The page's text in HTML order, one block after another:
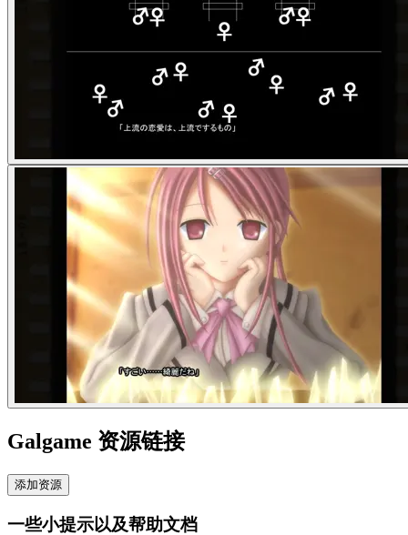
Galgame 资源链接
添加资源
一些小提示以及帮助文档